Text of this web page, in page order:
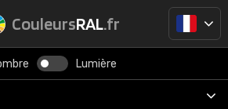
CouleursRAL.fr
Lumière